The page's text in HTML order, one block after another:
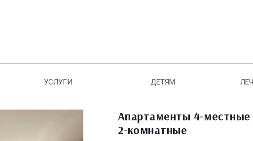
УСЛУГИ ДЕТЯМ
Апартаменты 4-местные
2-комнатные